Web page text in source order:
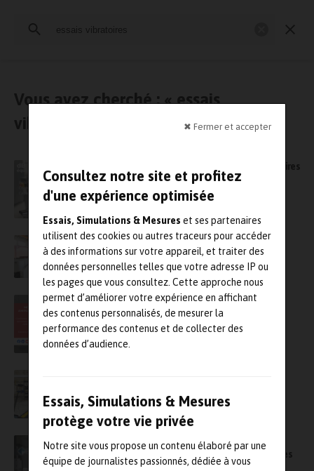
✖ Fermer et accepter
Consultez notre site et profitez
d'une expérience optimisée
Essais, Simulations & Mesures et ses partenaires
utilisent des cookies ou autres traceurs pour accéder
à des informations sur votre appareil, et traiter des
données personnelles telles que votre adresse IP ou
les pages que vous consultez. Cette approche nous
permet d’améliorer votre expérience en affichant
des contenus personnalisés, de mesurer la
performance des contenus et de collecter des
données d’audience.
Essais, Simulations & Mesures
protège votre vie privée
Notre site vous propose un contenu élaboré par une
équipe de journalistes passionnés, dédiée à vous
Vous avez cherché : « essais
vibratoires »
dB Vib Instrumentation équipe vos laboratoires
d’essais vibratoires
Le groupe 6NAPSE lance 6LING, une nouvelle
offre de service pour la maintenance des
moyens d’essais vibratoires
Technique de « Motion amplification »
appliquée aux essais vibratoires
électrique de la Nasa
Des solutions complètes pour vos essais
environnementaux et vos mesures vibratoires